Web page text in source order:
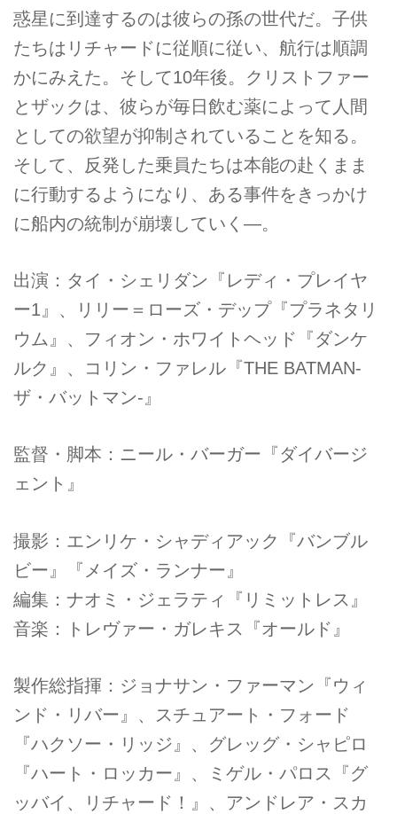
惑星に到達するのは彼らの孫の世代だ。子供
たちはリチャードに従順に従い、航行は順調
かにみえた。そして10年後。クリストファー
とザックは、彼らが毎日飲む薬によって人間
としての欲望が抑制されていることを知る。
そして、反発した乗員たちは本能の赴くまま
に行動するようになり、ある事件をきっかけ
に船内の統制が崩壊していく―。
出演：タイ・シェリダン『レディ・プレイヤ
ー1』、リリー＝ローズ・デップ『プラネタリ
ウム』、フィオン・ホワイトヘッド『ダンケ
ルク』、コリン・ファレル『THE BATMAN-
ザ・バットマン-』
監督・脚本：ニール・バーガー『ダイバージ
ェント』
撮影：エンリケ・シャディアック『バンブル
ビー』『メイズ・ランナー』
編集：ナオミ・ジェラティ『リミットレス』
音楽：トレヴァー・ガレキス『オールド』
製作総指揮：ジョナサン・ファーマン『ウィ
ンド・リバー』、スチュアート・フォード
『ハクソー・リッジ』、グレッグ・シャピロ
『ハート・ロッカー』、ミゲル・パロス『グ
ッバイ、リチャード！』、アンドレア・スカ